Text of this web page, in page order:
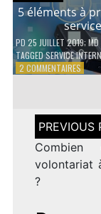
5 éléments à
PD 25 JUILLET 2019; MD
TAGGEDSERVICE
2 COMMENTAIRESSUR
EN
AVANT
DE
Navigation
de
l’article
volontariat
?